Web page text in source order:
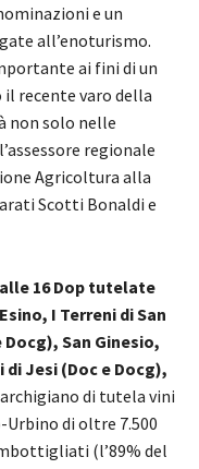
e un
all’enoturismo.
ai fini di un
recente varo della
non solo nelle
regionale
Agricoltura alla
Scotti Bonaldi e
16 Dop tutelate
I Terreni di San
San Ginesio,
Jesi (Doc e Docg),
di tutela vini
Urbino di oltre 7.500
(l’89% del